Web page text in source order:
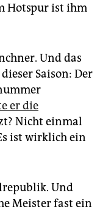
Hotspur ist ihm
Und das
Saison: Der
er die
Nicht einmal
ist wirklich ein
Und
Meister fast ein